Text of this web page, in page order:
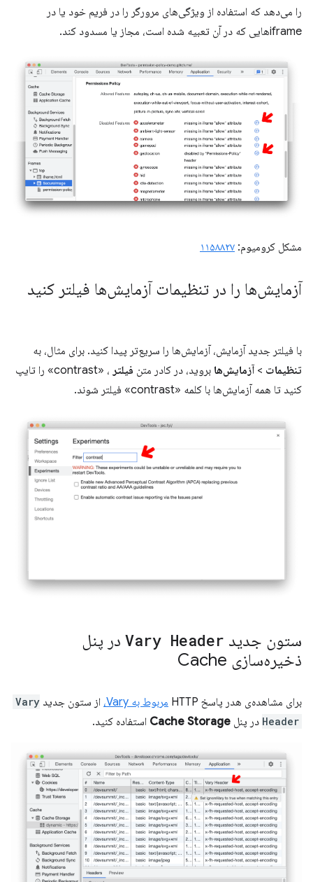
را می‌دهد که استفاده از ویژگی‌های مرورگر را در فریم خود یا در
iframeهایی که در آن تعبیه شده است، مجاز یا مسدود کند.
مشکل کرومیوم: ۱۱۵۸۸۲۷
آزمایش‌ها را در تنظیمات آزمایش‌ها فیلتر کنید
با فیلتر جدید آزمایش، آزمایش‌ها را سریع‌تر پیدا کنید. برای مثال، به
تنظیمات > آزمایش‌ها بروید، در کادر متن فیلتر
، «contrast» را تایپ
کنید تا همه آزمایش‌ها با کلمه «contrast» فیلتر شوند.
ستون جدید Vary Header در پنل
ذخیره‌سازی Cache
برای مشاهده‌ی هدر پاسخ HTTP مربوط به Vary، از ستون جدید Vary
Header در پنل Cache Storage استفاده کنید.